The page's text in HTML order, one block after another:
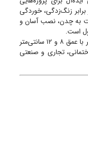
زنگ‌زدگی، خوردگی
به چدن، نصب آسان و
است.
این گاتر در ابعاد ۱۳×۵۰ و ۲۰×۵۰ سانتی‌متر با عمق ۸ و ۱۲ سانتی‌متر
تجاری و صنعتی